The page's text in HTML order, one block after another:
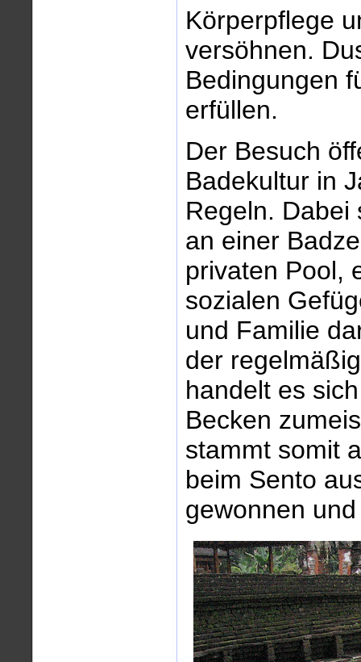
Körperpflege
versöhnen.
Bedingungen
erfüllen.
Der Besuch
Badekultur in
Regeln. Dabei
an einer
privaten Pool,
sozialen
und Familie
der
handelt es
Becken
stammt somit
beim Sento
gewonnen